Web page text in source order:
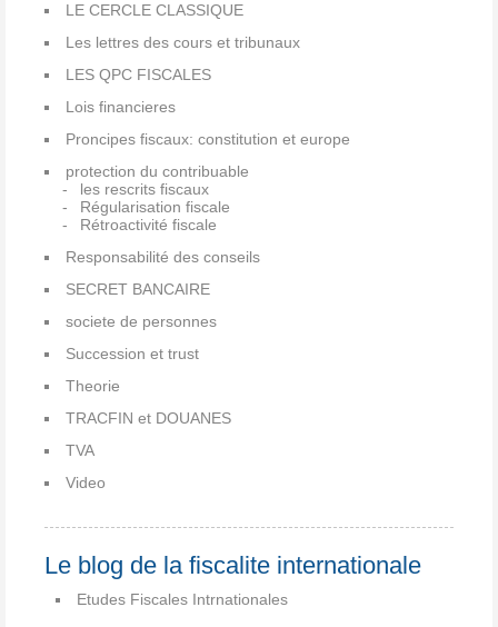
LE CERCLE CLASSIQUE
Les lettres des cours et tribunaux
LES QPC FISCALES
Lois financieres
Proncipes fiscaux: constitution et europe
protection du contribuable
les rescrits fiscaux
Régularisation fiscale
Rétroactivité fiscale
Responsabilité des conseils
SECRET BANCAIRE
societe de personnes
Succession et trust
Theorie
TRACFIN et DOUANES
TVA
Video
Le blog de la fiscalite internationale
Etudes Fiscales Intrnationales